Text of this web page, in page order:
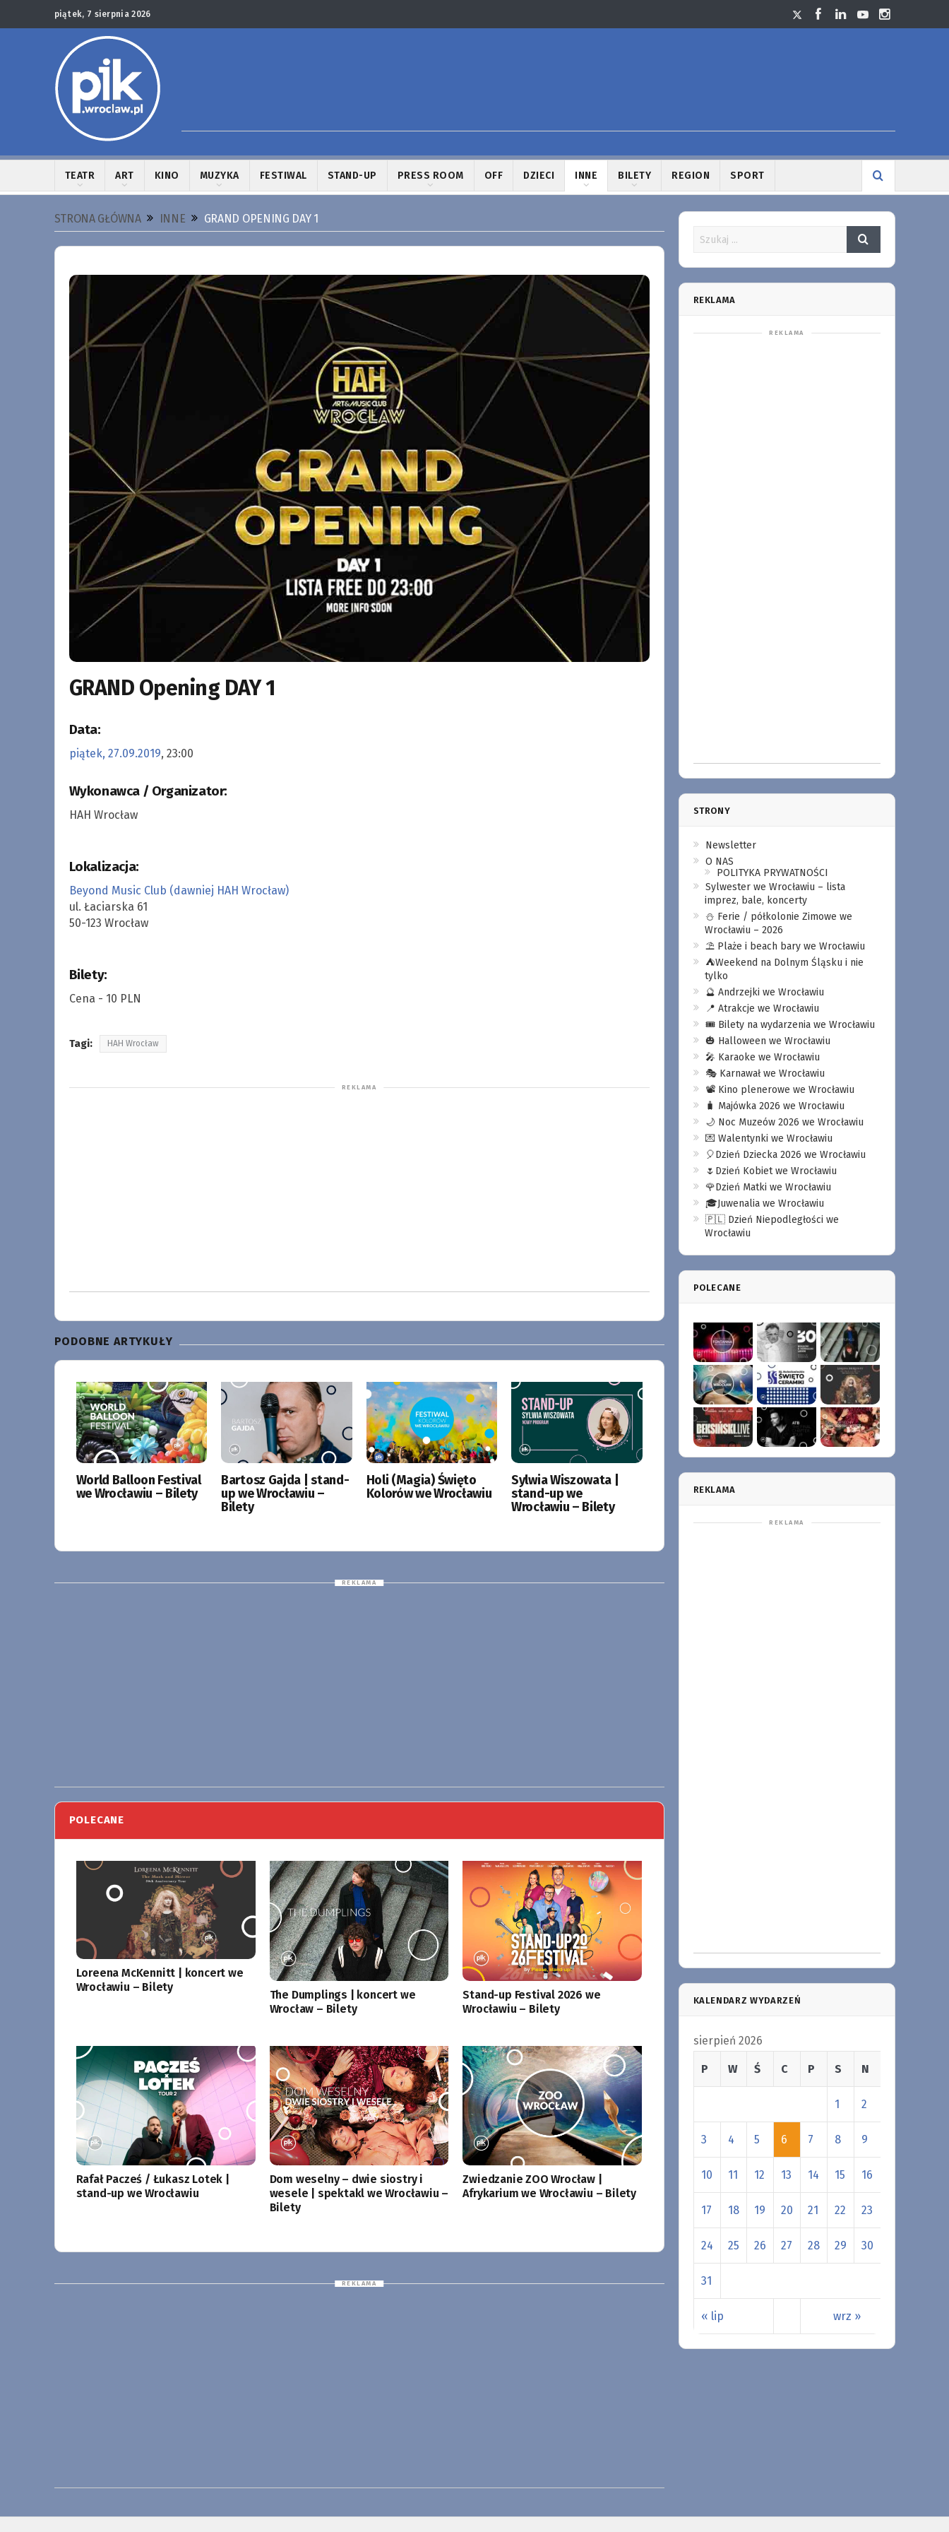
piątek, 7 sierpnia 2026
TEATR ART KINO MUZYKA FESTIWAL STAND-UP PRESS ROOM OFF DZIECI INNE BILETY REGION SPORT
STRONA GŁÓWNA INNE GRAND OPENING DAY 1
GRAND Opening DAY 1
Data:
piątek, 27.09.2019, 23:00
Wykonawca / Organizator:
HAH Wrocław
Lokalizacja:
Beyond Music Club (dawniej HAH Wrocław)
ul. Łaciarska 61
50-123 Wrocław
Bilety:
Cena - 10 PLN
Tagi: HAH Wrocław
PODOBNE ARTYKUŁY
World Balloon Festival
we Wrocławiu – Bilety
Bartosz Gajda | stand-
up we Wrocławiu –
Bilety
Holi (Magia) Święto
Kolorów we Wrocławiu
Sylwia Wiszowata |
stand-up we
Wrocławiu – Bilety
POLECANE
Loreena McKennitt | koncert we
Wrocławiu – Bilety
The Dumplings | koncert we
Wrocław – Bilety
Stand-up Festival 2026 we
Wrocławiu – Bilety
Rafał Pacześ / Łukasz Lotek |
stand-up we Wrocławiu
Dom weselny – dwie siostry i
wesele | spektakl we Wrocławiu –
Bilety
Zwiedzanie ZOO Wrocław |
Afrykarium we Wrocławiu – Bilety
REKLAMA
STRONY
Newsletter
O NAS
POLITYKA PRYWATNOŚCI
Sylwester we Wrocławiu – lista
imprez, bale, koncerty
⛄️ Ferie / półkolonie Zimowe we
Wrocławiu – 2026
⛱️ Plaże i beach bary we Wrocławiu
⛺️Weekend na Dolnym Śląsku i nie
tylko
🔮 Andrzejki we Wrocławiu
📍 Atrakcje we Wrocławiu
🎟️ Bilety na wydarzenia we Wrocławiu
🎃 Halloween we Wrocławiu
🎤 Karaoke we Wrocławiu
🎭 Karnawał we Wrocławiu
📽️ Kino plenerowe we Wrocławiu
🧳 Majówka 2026 we Wrocławiu
🌙 Noc Muzeów 2026 we Wrocławiu
💌 Walentynki we Wrocławiu
🎈Dzień Dziecka 2026 we Wrocławiu
🌷Dzień Kobiet we Wrocławiu
🌹Dzień Matki we Wrocławiu
🎓Juwenalia we Wrocławiu
🇵🇱 Dzień Niepodległości we
Wrocławiu
POLECANE
REKLAMA
KALENDARZ WYDARZEŃ
sierpień 2026
P W Ś C P S N
« lip wrz »
1 2
3 4 5 6 7 8 9
10 11 12 13 14 15 16
17 18 19 20 21 22 23
24 25 26 27 28 29 30
31